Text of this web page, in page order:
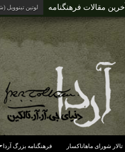
آخرین مقالات فرهنگنامه لوتین تینوویل
تالار شورای ماهاناکسار فرهنگنامه بزرگ آردا